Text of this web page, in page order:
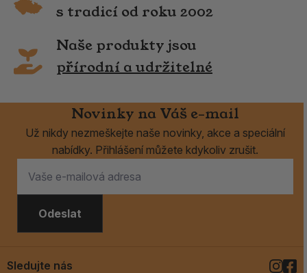
s tradicí od roku 2002
Naše produkty jsou
přírodní a udržitelné
Novinky na Váš e-mail
Už nikdy nezmeškejte naše novinky, akce a speciální
nabídky. Přihlášení můžete kdykoliv zrušit.
Odeslat
Sledujte nás